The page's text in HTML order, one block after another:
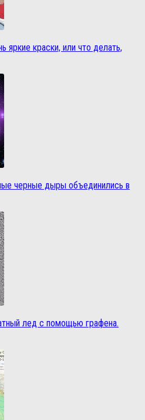
яркие краски, или что делать,
черные дыры объединились в
лед с помощью графена.